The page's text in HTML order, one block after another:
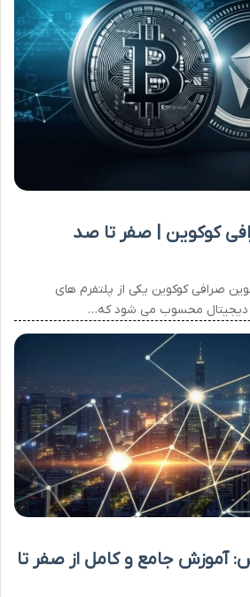
کوکوین | صفر تا صد
صرافی کوکوین یکی از پلتفرم های
دیجیتال محسوب می شود که…
آموزش جامع و کامل از صفر تا